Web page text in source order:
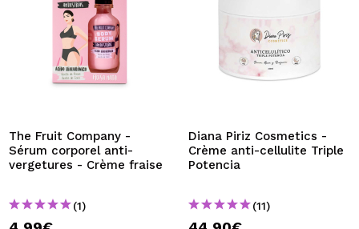
The Fruit Company -
Sérum corporel anti-
vergetures - Crème fraise
(1)
Diana Piriz Cosmetics -
Crème anti-cellulite Triple
Potencia
(11)